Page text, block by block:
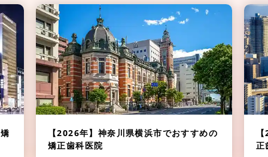
【2026年】 神奈川県横浜市でおすすめの
矯正歯科医院
正